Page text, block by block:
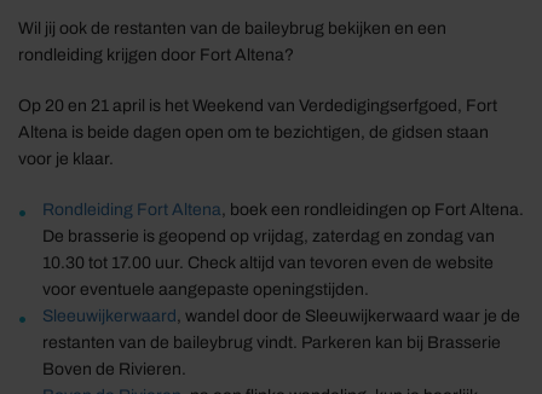
Wil jij ook de restanten van de baileybrug bekijken en een
rondleiding krijgen door Fort Altena?
Op 20 en 21 april is het Weekend van Verdedigingserfgoed, Fort
Altena is beide dagen open om te bezichtigen, de gidsen staan
voor je klaar.
Rondleiding Fort Altena , boek een rondleidingen op Fort Altena.
De brasserie is geopend op vrijdag, zaterdag en zondag van
10.30 tot 17.00 uur. Check altijd van tevoren even de website
voor eventuele aangepaste openingstijden.
Sleeuwijkerwaard , wandel door de Sleeuwijkerwaard waar je de
restanten van de baileybrug vindt. Parkeren kan bij Brasserie
Boven de Rivieren.